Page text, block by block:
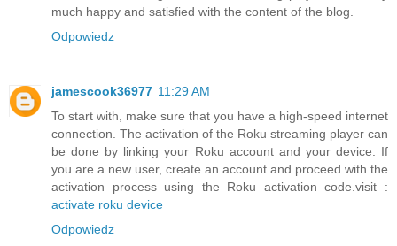
much happy and satisfied with the content of the blog.
Odpowiedz
jamescook36977 11:29 AM
To start with, make sure that you have a high-speed internet
connection. The activation of the Roku streaming player can
be done by linking your Roku account and your device. If
you are a new user, create an account and proceed with the
activation process using the Roku activation code.visit :
activate roku device
Odpowiedz